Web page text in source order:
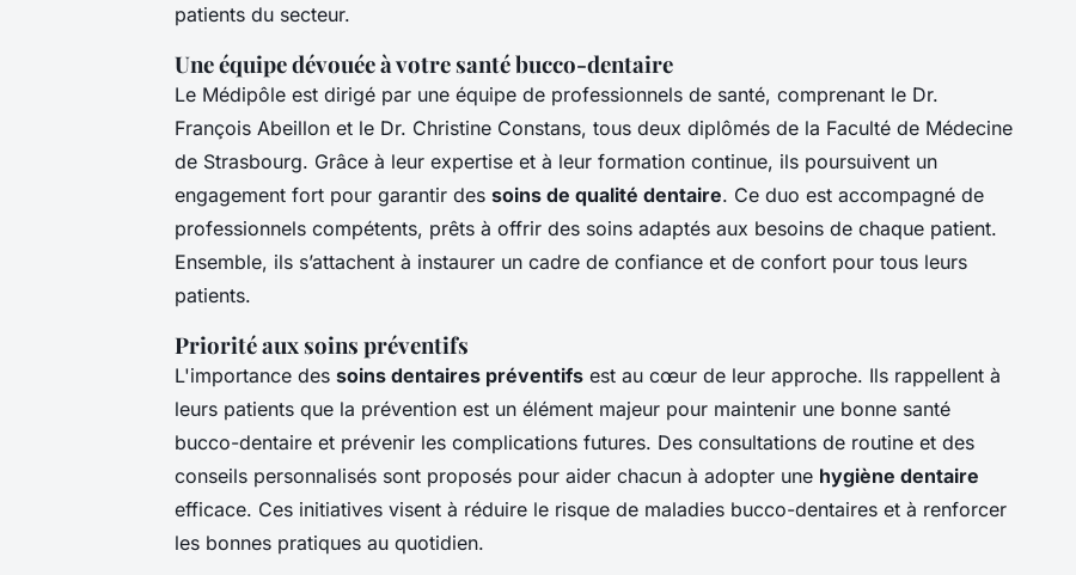
patients du secteur.
Une équipe dévouée à votre santé bucco-dentaire
Le Médipôle est dirigé par une équipe de professionnels de santé, comprenant le Dr.
François Abeillon et le Dr. Christine Constans, tous deux diplômés de la Faculté de Médecine
de Strasbourg. Grâce à leur expertise et à leur formation continue, ils poursuivent un
engagement fort pour garantir des soins de qualité dentaire. Ce duo est accompagné de
professionnels compétents, prêts à offrir des soins adaptés aux besoins de chaque patient.
Ensemble, ils s’attachent à instaurer un cadre de confiance et de confort pour tous leurs
patients.
Priorité aux soins préventifs
L'importance des soins dentaires préventifs est au cœur de leur approche. Ils rappellent à
leurs patients que la prévention est un élément majeur pour maintenir une bonne santé
bucco-dentaire et prévenir les complications futures. Des consultations de routine et des
conseils personnalisés sont proposés pour aider chacun à adopter une hygiène dentaire
efficace. Ces initiatives visent à réduire le risque de maladies bucco-dentaires et à renforcer
les bonnes pratiques au quotidien.